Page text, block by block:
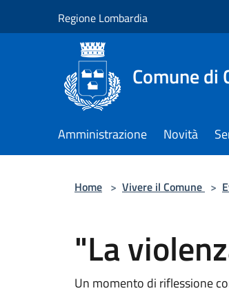
Regione Lombardia
Comune di
Amministrazione Novità
Home > Vivere il Comune >
"La
Un momento di riflessione